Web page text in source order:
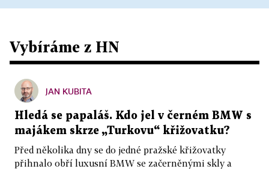
Vybíráme z HN
JAN KUBITA
Hledá se papaláš. Kdo jel v černém BMW s
majákem skrze „Turkovu“ křižovatku?
Před několika dny se do jedné pražské křižovatky
přihnalo obří luxusní BMW se začerněnými skly a